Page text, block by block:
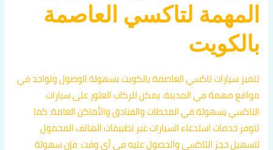
المهمة لتاكسي العاصمة
بالكويت
تتميز سيارات تاكسي العاصمة بالكويت بسهولة الوصول وتواجد في
مواقع مهمة في المدينة. يمكن للركاب العثور على سيارات
التاكسي بسهولة في المحطات والفنادق والأماكن العامة. كما
تتوفر خدمات استدعاء السيارات عبر تطبيقات الهاتف المحمول
لتسهيل حجز التاكسي والحصول عليه في أي وقت. فإن سهولة